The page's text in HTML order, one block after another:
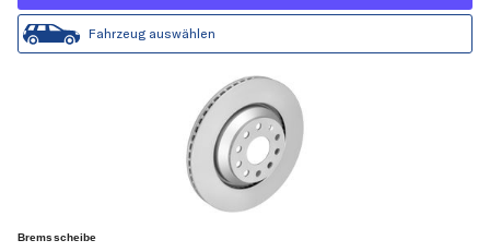
Fahrzeug auswählen
Bremsscheibe